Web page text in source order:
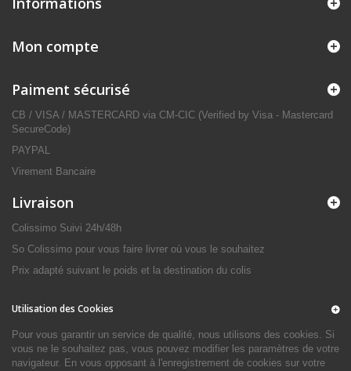
Mon compte
Paiment sécurisé
CB / VISA / MASTERCARD via CM-CIC (Verified by Visa - Mastercard
SecureCode)
PAYPAL
Virement Bancaire
Livraison
Colissimo Suivi 24h/48h
So Colissimo pour vous faire livrer où vous le souhaitez
Prix adapté suivant le poids et la destination du colis
Utilisation des Cookies
Pour vous garantir un service de qualité, nous utilisons des cookies. Si
vous ne le souhaitez pas, vous pouvez modifier les paramètres de votre
navigateur. En vous opposant à l'enregistrement de cookies sur votre